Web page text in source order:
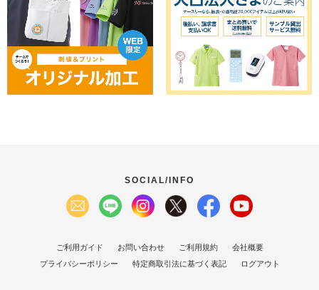
SOCIAL/INFO
ご利用ガイド お問い合わせ ご利用規約
会社概要
プライバシーポリシー
特定商取引法に基づく表記 ログアウト